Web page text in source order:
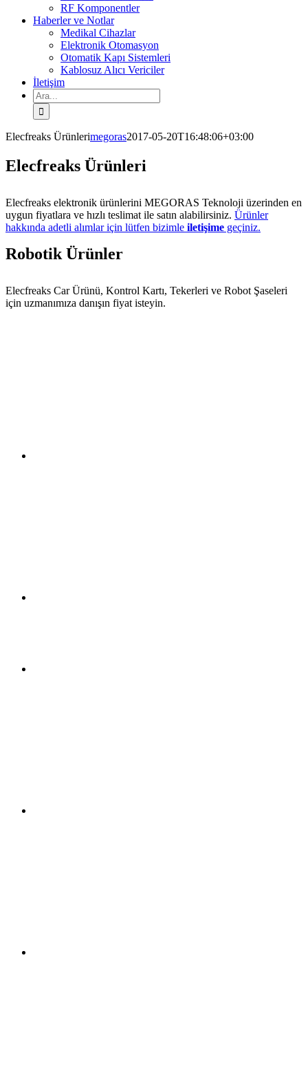
RF Komponentler
Haberler ve Notlar
Medikal Cihazlar
Elektronik Otomasyon
Otomatik Kapı Sistemleri
Kablosuz Alıcı Vericiler
İletişim
Ara:
Elecfreaks Ürünlerimegoras2017-05-20T16:48:06+03:00
Elecfreaks Ürünleri
Elecfreaks elektronik ürünlerini MEGORAS Teknoloji üzerinden en
uygun fiyatlara ve hızlı teslimat ile satın alabilirsiniz. Ürünler
hakkında adetli alımlar için lütfen bizimle iletişime geçiniz.
Robotik Ürünler
Elecfreaks Car Ürünü, Kontrol Kartı, Tekerleri ve Robot Şaseleri
için uzmanımıza danışın fiyat isteyin.